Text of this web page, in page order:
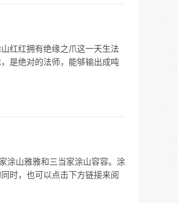
红红拥有绝缘之爪这一天生法
是绝对的法师，能够输出成吨
涂山雅雅和三当家涂山容容。涂
时，也可以点击下方链接来阅